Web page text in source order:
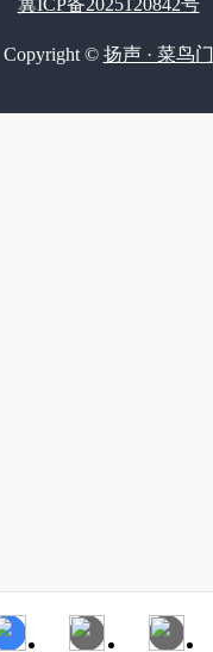
冀ICP备2025120842号
Copyright © 扬声 · 菜鸟门